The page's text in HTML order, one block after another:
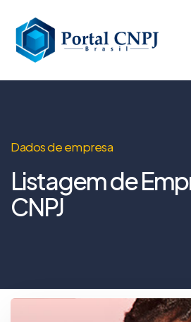
Dados de empresa
Listagem de
CNPJ